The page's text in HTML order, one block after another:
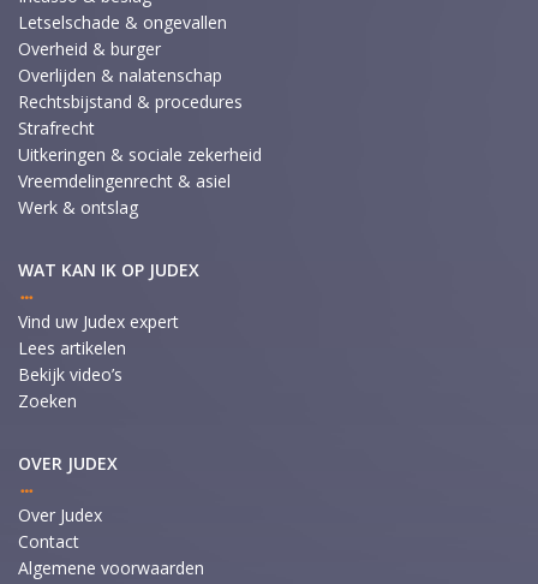
Letselschade & ongevallen
Overheid & burger
Overlijden & nalatenschap
Rechtsbijstand & procedures
Strafrecht
Uitkeringen & sociale zekerheid
Vreemdelingenrecht & asiel
Werk & ontslag
WAT KAN IK OP JUDEX
Vind uw Judex expert
Lees artikelen
Bekijk video’s
Zoeken
OVER JUDEX
Over Judex
Contact
Algemene voorwaarden